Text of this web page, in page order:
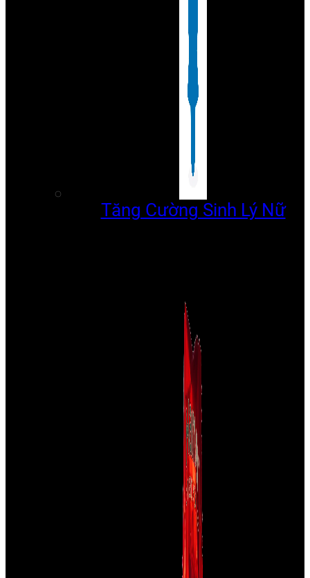
Tăng Cường Sinh Lý Nữ